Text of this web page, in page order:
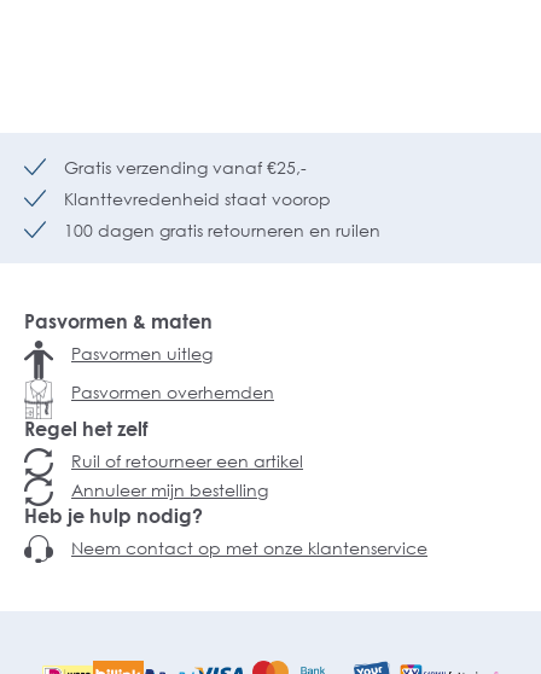
Gratis verzending vanaf €25,-
Klanttevredenheid staat voorop
100 dagen gratis retourneren en ruilen
Pasvormen & maten
Pasvormen uitleg
Pasvormen overhemden
Regel het zelf
Ruil of retourneer een artikel
Annuleer mijn bestelling
Heb je hulp nodig?
Neem contact op met onze klantenservice